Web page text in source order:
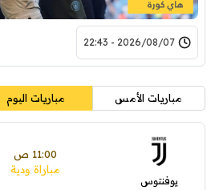
2026/08/07 - 22:43
مباريات الأمس مباريات اليوم
يوفنتوس
11:00 ص
مباراة ودية